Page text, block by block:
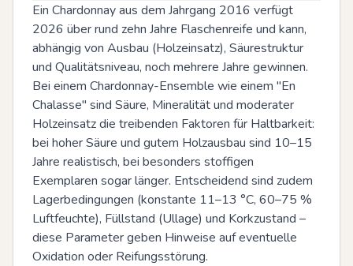
Ein Chardonnay aus dem Jahrgang 2016 verfügt
2026 über rund zehn Jahre Flaschenreife und kann,
abhängig von Ausbau (Holzeinsatz), Säurestruktur
und Qualitätsniveau, noch mehrere Jahre gewinnen.
Bei einem Chardonnay-Ensemble wie einem "En
Chalasse" sind Säure, Mineralität und moderater
Holzeinsatz die treibenden Faktoren für Haltbarkeit:
bei hoher Säure und gutem Holzausbau sind 10–15
Jahre realistisch, bei besonders stoffigen
Exemplaren sogar länger. Entscheidend sind zudem
Lagerbedingungen (konstante 11–13 °C, 60–75 %
Luftfeuchte), Füllstand (Ullage) und Korkzustand –
diese Parameter geben Hinweise auf eventuelle
Oxidation oder Reifungsstörung.